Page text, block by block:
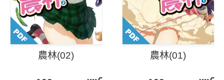
農林(02) 農林(01)